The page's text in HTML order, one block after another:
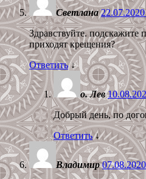
Светлана
Здравствуйте.
приходят крещения?
Ответить ↓
о. Лев
Добрый день, по
Ответить ↓
Владимир